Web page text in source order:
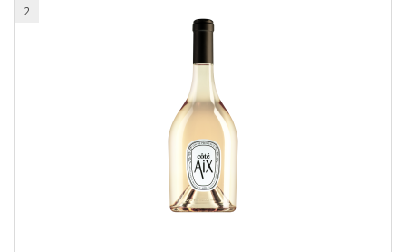
2